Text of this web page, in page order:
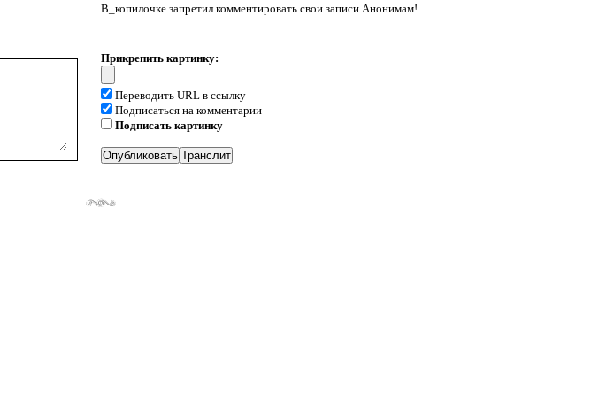
В_копилочке запретил комментировать свои записи Анонимам!
Прикрепить картинку:
Переводить URL в ссылку
Подписаться на комментарии
Подписать картинку